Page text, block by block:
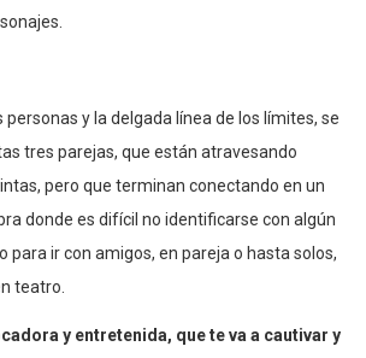
personas y la delgada línea de los límites, se
tres parejas, que están atravesando
pero que terminan conectando en un
donde es difícil no identificarse con algún
para ir con amigos, en pareja o hasta solos,
teatro.
y entretenida, que te va a cautivar y